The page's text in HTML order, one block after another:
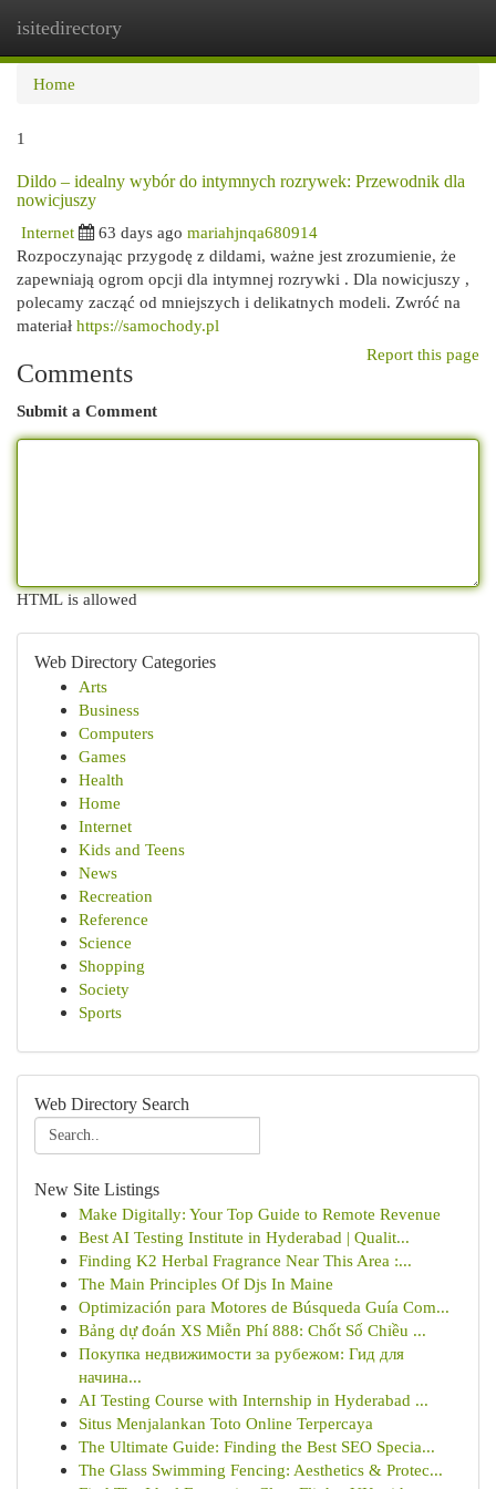
isitedirectory
Home
1
Dildo – idealny wybór do intymnych rozrywek: Przewodnik dla
nowicjuszy
Internet
63 days ago mariahjnqa680914
Rozpoczynając przygodę z dildami, ważne jest zrozumienie, że
zapewniają ogrom opcji dla intymnej rozrywki . Dla nowicjuszy ,
polecamy zacząć od mniejszych i delikatnych modeli. Zwróć na
materiał https://samochody.pl
Report this page
Comments
Submit a Comment
HTML is allowed
Web Directory Categories
Arts
Business
Computers
Games
Health
Home
Internet
Kids and Teens
News
Recreation
Reference
Science
Shopping
Society
Sports
Web Directory Search
New Site Listings
Make Digitally: Your Top Guide to Remote Revenue
Best AI Testing Institute in Hyderabad | Qualit...
Finding K2 Herbal Fragrance Near This Area :...
The Main Principles Of Djs In Maine
Optimización para Motores de Búsqueda Guía Com...
Bảng dự đoán XS Miễn Phí 888: Chốt Số Chiều ...
Покупка недвижимости за рубежом: Гид для
начина...
AI Testing Course with Internship in Hyderabad ...
Situs Menjalankan Toto Online Terpercaya
The Ultimate Guide: Finding the Best SEO Specia...
The Glass Swimming Fencing: Aesthetics & Protec...